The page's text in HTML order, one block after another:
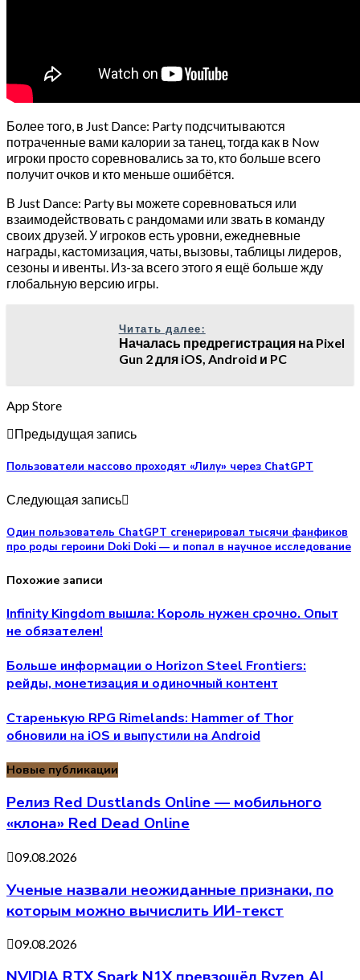
Более того, в Just Dance: Party подсчитываются
потраченные вами калории за танец, тогда как в Now
игроки просто соревновались за то, кто больше всего
получит очков и кто меньше ошибётся.
В Just Dance: Party вы можете соревноваться или
взаимодействовать с рандомами или звать в команду
своих друзей. У игроков есть уровни, ежедневные
награды, кастомизация, чаты, вызовы, таблицы лидеров,
сезоны и ивенты. Из-за всего этого я ещё больше жду
глобальную версию игры.
Читать далее:
Началась предрегистрация на Pixel
Gun 2 для iOS, Android и PC
App Store
Предыдущая запись
Пользователи массово проходят «Лилу» через ChatGPT
Следующая запись
Один пользователь ChatGPT сгенерировал тысячи фанфиков
про роды героини Doki Doki — и попал в научное исследование
Похожие записи
Infinity Kingdom вышла: Король нужен срочно. Опыт
не обязателен!
Больше информации о Horizon Steel Frontiers:
рейды, монетизация и одиночный контент
Старенькую RPG Rimelands: Hammer of Thor
обновили на iOS и выпустили на Android
Новые публикации
Релиз Red Dustlands Online — мобильного
«клона» Red Dead Online
09.08.2026
Ученые назвали неожиданные признаки, по
которым можно вычислить ИИ-текст
09.08.2026